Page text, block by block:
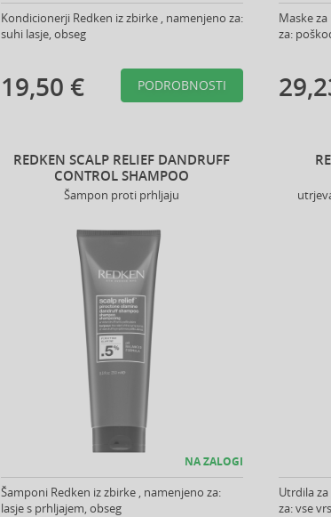
Kondicionerji Redken iz zbirke , namenjeno za:
suhi lasje, obseg
19,50 € PODROBNOSTI
Maske
za:
REDKEN SCALP RELIEF DANDRUFF
CONTROL SHAMPOO
Šampon proti prhljaju
NA ZALOGI
Šamponi Redken iz zbirke , namenjeno za:
lasje s prhljajem, obseg
Utrdila
za: vse